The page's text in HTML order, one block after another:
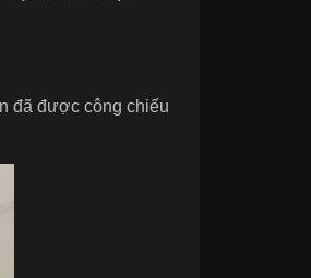
đã được công chiếu